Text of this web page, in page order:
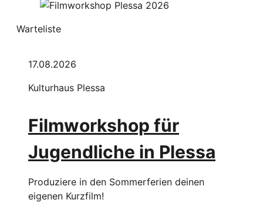
Warteliste
17.08.2026
Kulturhaus Plessa
Filmworkshop für
Jugendliche in Plessa
Produziere in den Sommerferien deinen
eigenen Kurzfilm!